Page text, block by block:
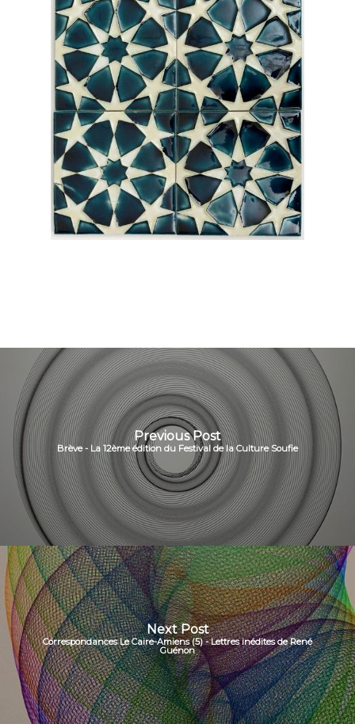
Previous Post
Brève - La 12ème édition du Festival de la Culture Soufie
Next Post
Correspondances Le Caire-Amiens (5) - Lettres inédites de René
Guénon